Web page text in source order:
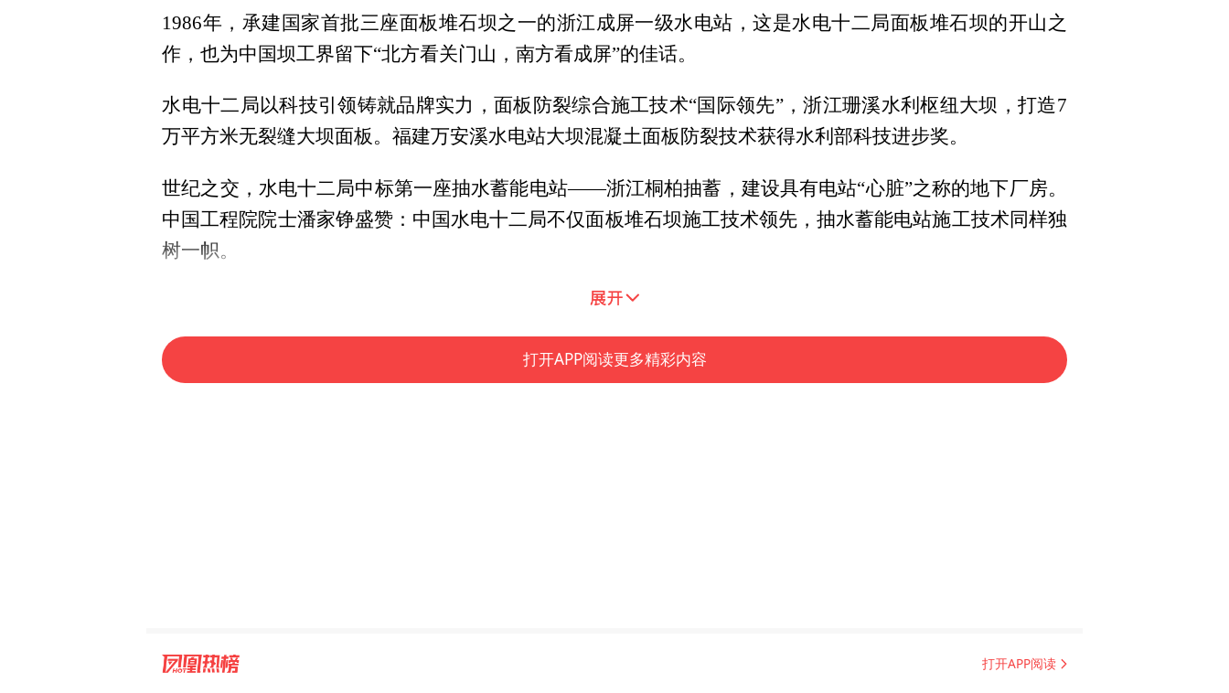
1986年，承建国家首批三座面板堆石坝之一的浙江成屏一级水电站，这是水电十二局面板堆石坝的开山之
作，也为中国坝工界留下“北方看关门山，南方看成屏”的佳话。
水电十二局以科技引领铸就品牌实力，面板防裂综合施工技术“国际领先”，浙江珊溪水利枢纽大坝，打造7
万平方米无裂缝大坝面板。福建万安溪水电站大坝混凝土面板防裂技术获得水利部科技进步奖。
世纪之交，水电十二局中标第一座抽水蓄能电站——浙江桐柏抽蓄，建设具有电站“心脏”之称的地下厂房。
中国工程院院士潘家铮盛赞：中国水电十二局不仅面板堆石坝施工技术领先，抽水蓄能电站施工技术同样独
树一帜。
打开APP阅读更多精彩内容
打开APP阅读